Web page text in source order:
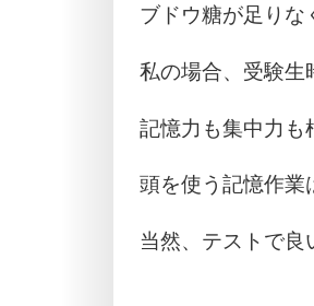
ブドウ糖が足りな
私の場合、受験生
記憶力も集中力も
頭を使う記憶作業
当然、テストで良